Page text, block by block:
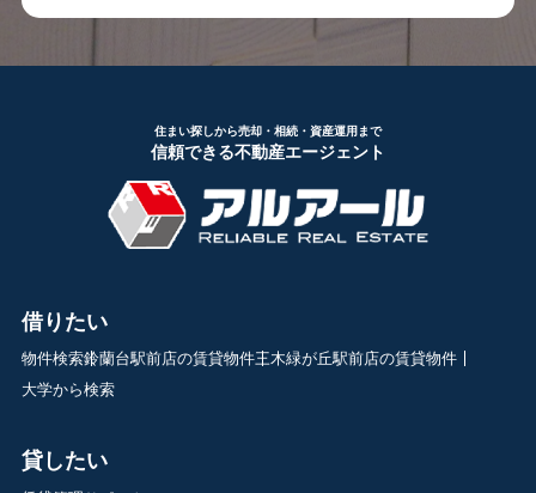
住まい探しから売却・相続・資産運用まで
信頼できる不動産エージェント
借りたい
物件検索鈴蘭台駅前店の賃貸物件三木緑が丘駅前店の賃貸物件
大学から検索
貸したい